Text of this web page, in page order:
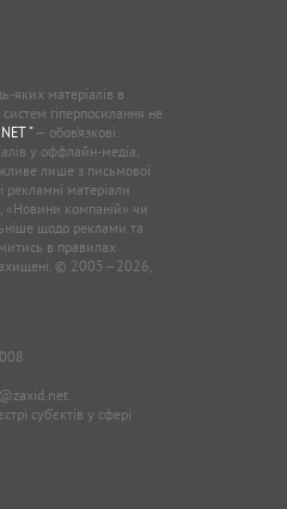
яких матеріалів в
гіперпосилання не
"— обов’язкові.
у оффлайн-медіа,
лише з письмової
рекламні матеріали
«Новини компаній» чи
щодо реклами та
в правилах
© 2005—2026,
суб'єктів у сфері